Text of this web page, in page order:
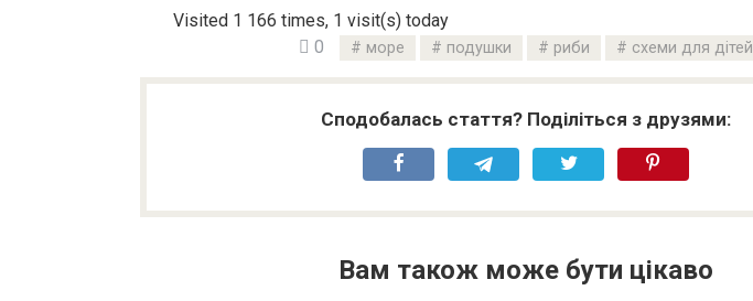
Visited 1 166 times, 1 visit(s) today
0
море подушки риби схеми для дітей
Сподобалась стаття? Поділіться з друзями:
Вам також може бути цікаво